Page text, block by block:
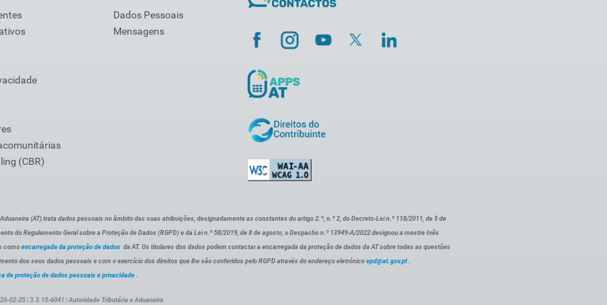
(CBR)
Dados Pessoais
Mensagens
(AT) trata dados pessoais no âmbito das suas atribuições, designadamente as constantes do artigo 2.º, n.º 2, do Decreto-Lei n.º 118/2011, de 5 de
do Regulamento Geral sobre a Proteção de Dados (RGPD) e da Lei n.º 58/2019, de 8 de agosto, o Despacho n.º 13949-A/2022 designou a mestre Inês
como encarregada da proteção de dados da AT. Os titulares dos dados podem contactar a encarregada da proteção de dados da AT sobre todas as questões
dos seus dados pessoais e com o exercício dos direitos que lhe são conferidos pelo RGPD através do endereço eletrónico epd@at.gov.pt .
de proteção de dados pessoais e privacidade .
02-25 | 3.3.15-6041 | Autoridade Tributária e Aduaneira